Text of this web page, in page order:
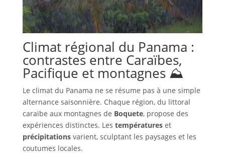
Climat régional du Panama :
contrastes entre Caraïbes,
Pacifique et montagnes ⛰
Le climat du Panama ne se résume pas à une simple
alternance saisonnière. Chaque région, du littoral
caraïbe aux montagnes de Boquete, propose des
expériences distinctes. Les températureset
précipitationsvarient, sculptant les paysages et les
coutumes locales.